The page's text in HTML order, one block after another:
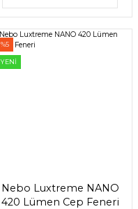
%5
YENİ
Nebo Luxtreme NANO
420 Lümen Cep Feneri